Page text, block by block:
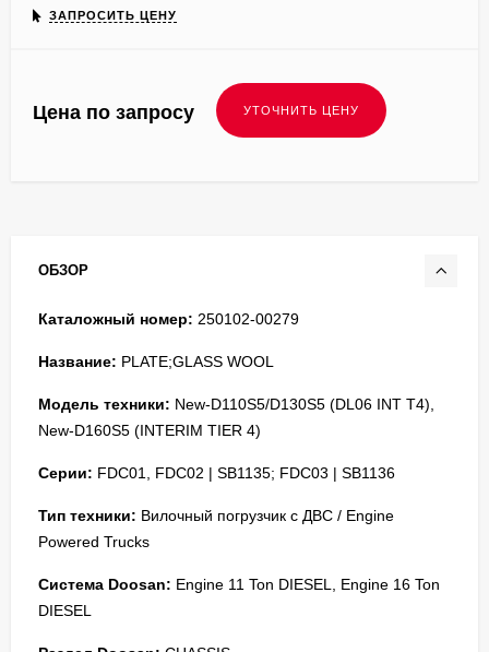
ЗАПРОСИТЬ ЦЕНУ
Цена по запросу
ОБЗОР
Каталожный номер: 250102-00279
Название: PLATE;GLASS WOOL
Модель техники: New-D110S5/D130S5 (DL06 INT T4),
New-D160S5 (INTERIM TIER 4)
Серии: FDC01, FDC02 | SB1135; FDC03 | SB1136
Тип техники: Вилочный погрузчик с ДВС / Engine
Powered Trucks
Система Doosan: Engine 11 Ton DIESEL, Engine 16 Ton
DIESEL